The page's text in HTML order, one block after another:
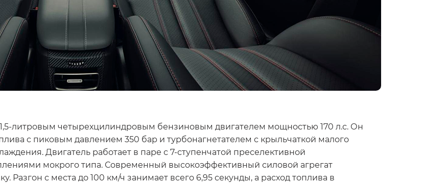
литровым четырехцилиндровым бензиновым двигателем мощностью 170 л.с. Он
c пиковым давлением 350 бар и турбонагнетателем с крыльчаткой малого
Двигатель работает в паре с 7-ступенчатой преселективной
мокрого типа. Современный высокоэффективный силовой агрегат
Разгон с места до 100 км/ч занимает всего 6,95 секунды, а расход топлива в